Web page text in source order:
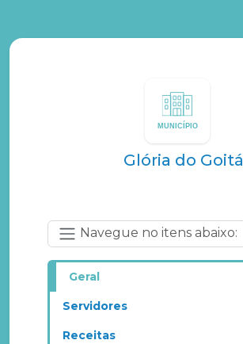
Glória do Goitá
Navegue no itens abaixo:
Geral
Servidores
Receitas